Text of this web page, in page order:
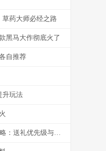
药大师必经之路
黑马大作彻底火了
自推荐
升玩法
《Stardew Valley》好感度提升攻略：送礼优先级与节日安排